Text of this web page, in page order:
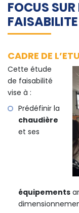
FOCUS SUR
FAISABILITE
CADRE DE
Cette étude
de faisabilité
vise à :
Prédéfinir la
chaudière
et ses
équipements